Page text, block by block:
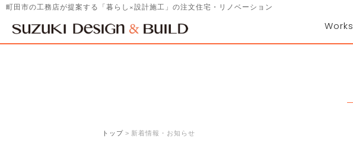
町田市の工務店が提案する「暮らし×設計施工」の注文住宅・リノベーション
Works
トップ > 新着情報・お知らせ